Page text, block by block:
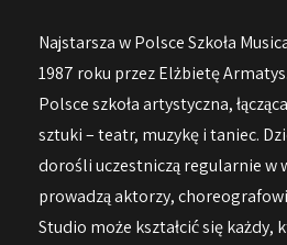
Najstarsza w Polsce Szkoła
1987 roku przez Elżbietę
Polsce szkoła artystyczna,
sztuki – teatr, muzykę i taniec.
dorośli uczestniczą regularnie w
prowadzą aktorzy,
Studio może kształcić się każdy,